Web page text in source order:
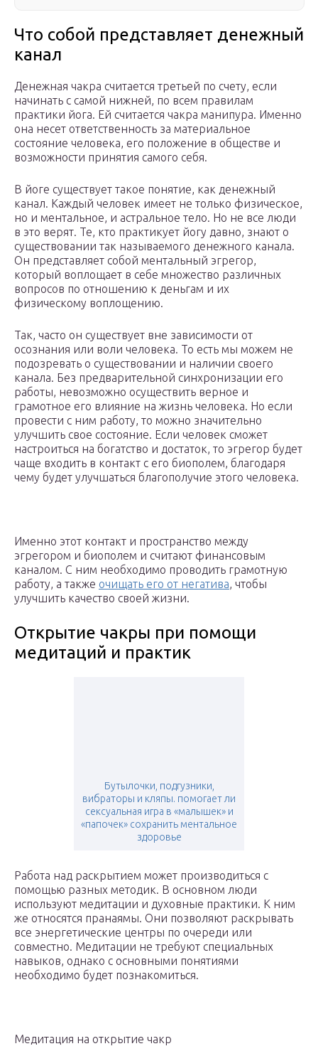
Что собой представляет денежный
канал
Денежная чакра считается третьей по счету, если
начинать с самой нижней, по всем правилам
практики йога. Ей считается чакра манипура. Именно
она несет ответственность за материальное
состояние человека, его положение в обществе и
возможности принятия самого себя.
В йоге существует такое понятие, как денежный
канал. Каждый человек имеет не только физическое,
но и ментальное, и астральное тело. Но не все люди
в это верят. Те, кто практикует йогу давно, знают о
существовании так называемого денежного канала.
Он представляет собой ментальный эгрегор,
который воплощает в себе множество различных
вопросов по отношению к деньгам и их
физическому воплощению.
Так, часто он существует вне зависимости от
осознания или воли человека. То есть мы можем не
подозревать о существовании и наличии своего
канала. Без предварительной синхронизации его
работы, невозможно осуществить верное и
грамотное его влияние на жизнь человека. Но если
провести с ним работу, то можно значительно
улучшить свое состояние. Если человек сможет
настроиться на богатство и достаток, то эгрегор будет
чаще входить в контакт с его биополем, благодаря
чему будет улучшаться благополучие этого человека.
Именно этот контакт и пространство между
эгрегором и биополем и считают финансовым
каналом. С ним необходимо проводить грамотную
работу, а также очищать его от негатива, чтобы
улучшить качество своей жизни.
Открытие чакры при помощи
медитаций и практик
Бутылочки, подгузники,
вибраторы и кляпы. помогает ли
сексуальная игра в «малышек» и
«папочек» сохранить ментальное
здоровье
Работа над раскрытием может производиться с
помощью разных методик. В основном люди
используют медитации и духовные практики. К ним
же относятся пранаямы. Они позволяют раскрывать
все энергетические центры по очереди или
совместно. Медитации не требуют специальных
навыков, однако с основными понятиями
необходимо будет познакомиться.
Медитация на открытие чакр